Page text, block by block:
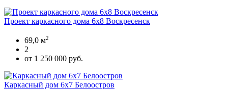
Проект каркасного дома 6x8 Воскресенск
69,0 м2
2
от 1 250 000 руб.
Каркасный дом 6х7 Белоостров